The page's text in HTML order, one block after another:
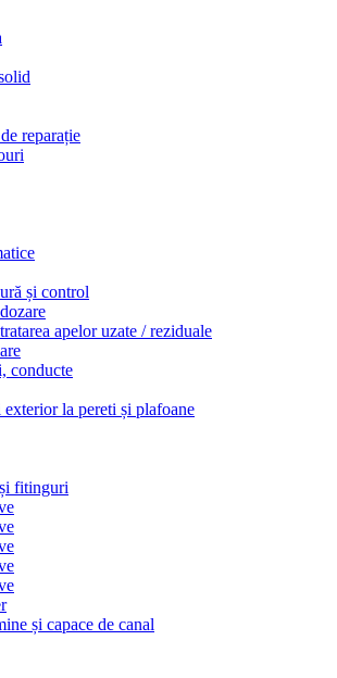
reparație
și control
apelor uzate / reziduale
conducte
la pereti și plafoane
fitinguri
și capace de canal